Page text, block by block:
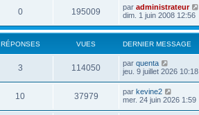
0 195009 par administrateur
dim. 1 juin 2008 12:56
RÉPONSES VUES DERNIER MESSAGE
3 114050 par quenta
jeu. 9 juillet 2026 10:18
10 37979 par kevine2
mer. 24 juin 2026 1:59